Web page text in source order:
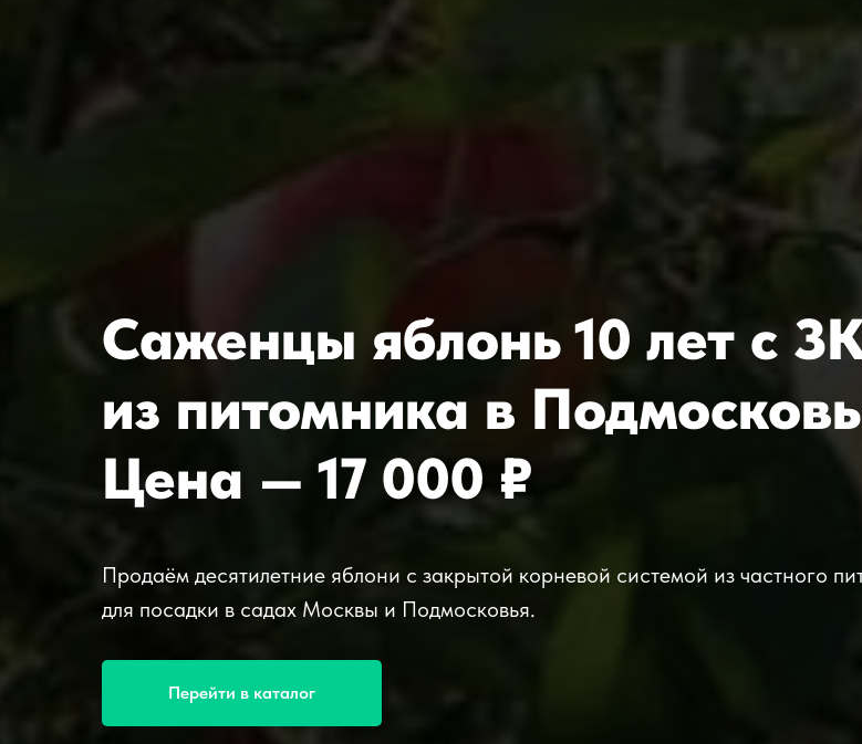
Саженцы яблонь 10 лет с
из питомника в
Цена — 17 000 ₽
Продаём десятилетние яблони с закрытой корневой системой из частного
для посадки в садах Москвы и Подмосковья.
Перейти в каталог